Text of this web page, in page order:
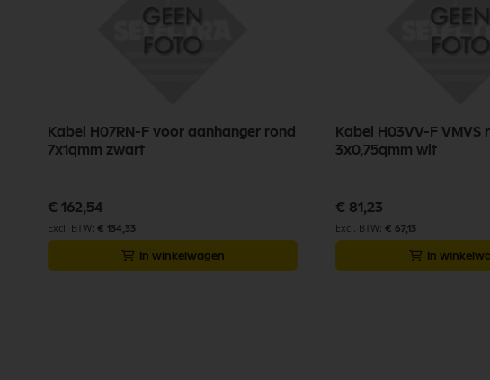
Kabel H07RN-F voor aanhanger rond
7x1qmm zwart
€ 162,54
€ 134,33
In winkelwagen
Kabel H03VV-F VMVS
3x0,75qmm wit
€ 81,23
€ 67,13
In